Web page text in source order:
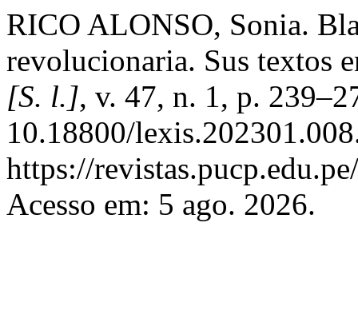
RICO ALONSO, Sonia.
revolucionaria. Sus textos
[S. l.], v. 47, n. 1, p.
10.18800/
https://
Acesso em: 5 ago. 2026.